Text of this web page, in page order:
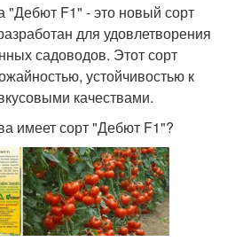
"Дебют F1" - это новый сорт
для удовлетворения
садоводов. Этот сорт
устойчивостью к
качествами.
имеет сорт "Дебют F1"?